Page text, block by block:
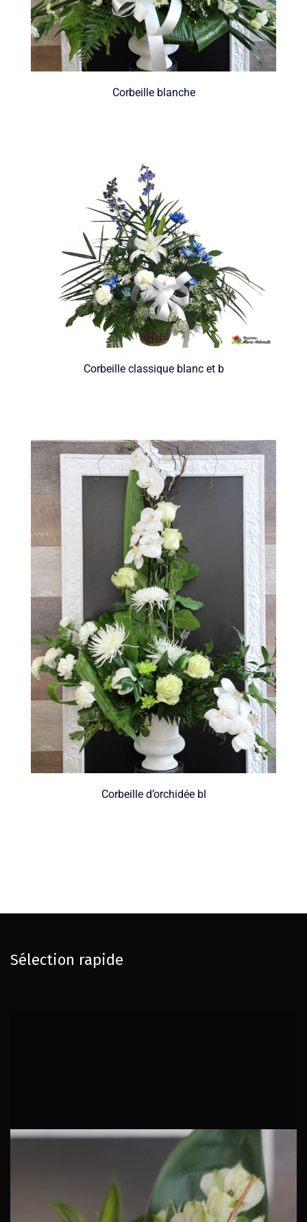
Corbeille blanche
Corbeille classique blanc et b
Corbeille d’orchidée bl
Sélection rapide